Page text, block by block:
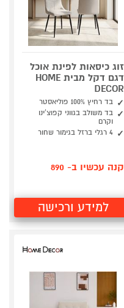
זוג כיסאות לפינת אוכל
דגם דקל מבית HOME
DECOR
בד רחיץ 100% פוליאסטר
בד משולב בגווני קפוצ'ינו
וקרם
4 רגלי ברזל בגימור שחור
קנה עכשיו ב- 890
למידע ורכישה